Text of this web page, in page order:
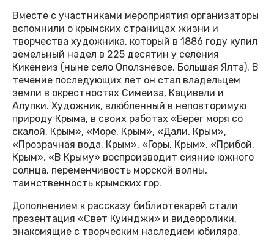
Вместе с участниками мероприятия организаторы
вспомнили о крымских страницах жизни и
творчества художника, который в 1886 году купил
земельный надел в 225 десятин у селения
Кикенеиз (ныне село Оползневое, Большая Ялта). В
течение последующих лет он стал владельцем
земли в окрестностях Симеиза, Кацивели и
Алупки. Художник, влюбленный в неповторимую
природу Крыма, в своих работах «Берег моря со
скалой. Крым», «Море. Крым», «Дали. Крым»,
«Прозрачная вода. Крым», «Горы. Крым», «Прибой.
Крым», «В Крыму» воспроизводит сияние южного
солнца, переменчивость морской волны,
таинственность крымских гор.
Дополнением к рассказу библиотекарей стали
презентация «Свет Куинджи» и видеоролики,
знакомящие с творческим наследием юбиляра.